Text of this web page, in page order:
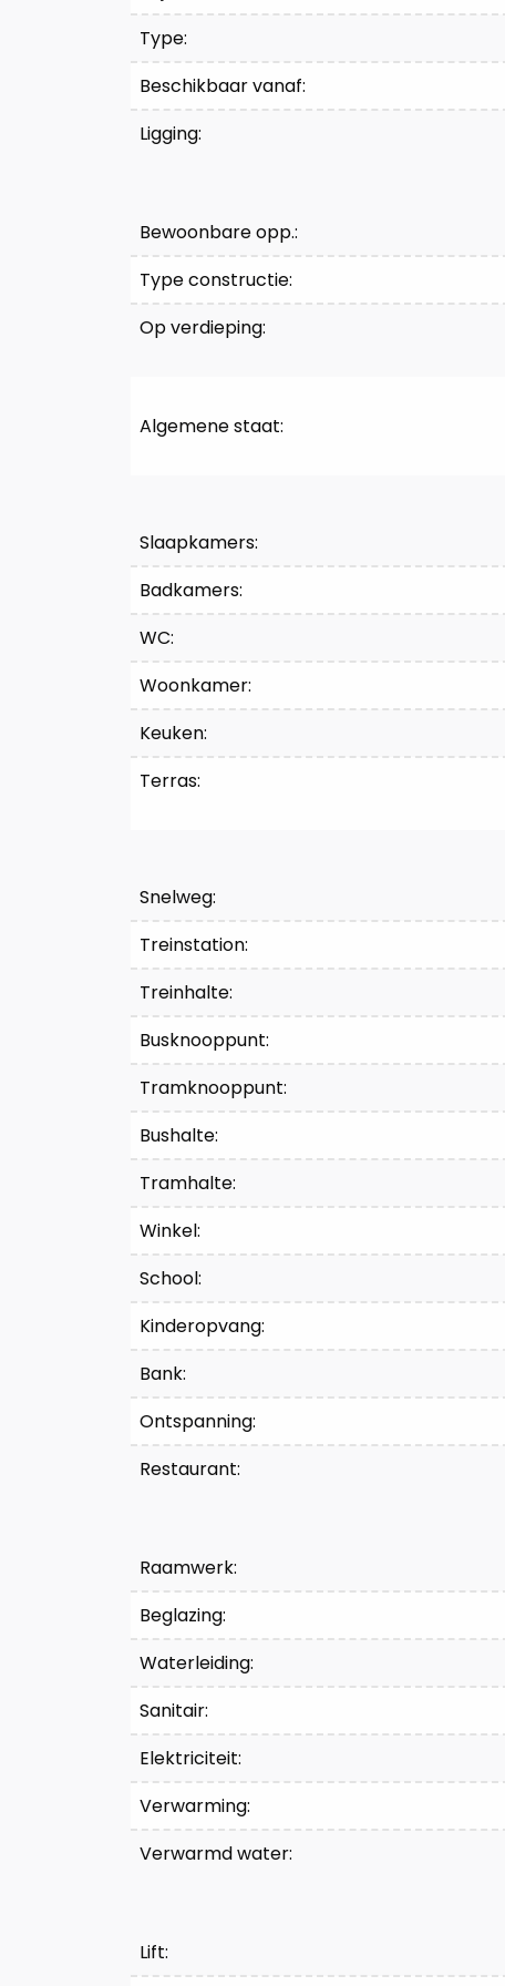
Type:
Beschikbaar vanaf:
Ligging:
Bewoonbare opp.:
Type constructie:
Op verdieping:
Algemene staat:
Indeling
Slaapkamers:
Badkamers:
WC:
Woonkamer:
Keuken:
Terras:
Comfort
Snelweg:
Treinstation:
Treinhalte:
Busknooppunt:
Tramknooppunt:
Bushalte:
Tramhalte:
Winkel:
School:
Kinderopvang:
Bank:
Ontspanning:
Restaurant:
Raamwerk:
Beglazing:
Waterleiding:
Sanitair:
Elektriciteit:
Verwarming:
Verwarmd water:
Lift: